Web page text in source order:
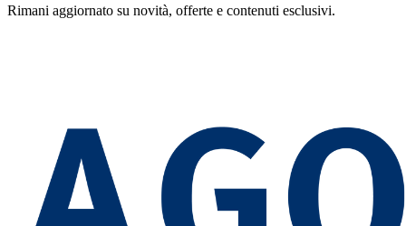
Rimani aggiornato su novità, offerte e contenuti esclusivi.